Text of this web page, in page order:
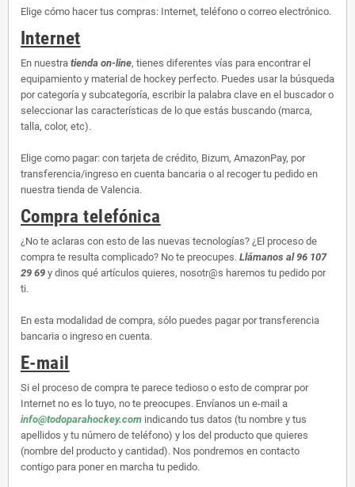
Elige cómo hacer tus compras: Internet, teléfono o correo electrónico.
Internet
En nuestra tienda on-line, tienes diferentes vías para encontrar el
equipamiento y material de hockey perfecto. Puedes usar la búsqueda
por categoría y subcategoría, escribir la palabra clave en el buscador o
seleccionar las características de lo que estás buscando (marca,
talla, color, etc).
Elige como pagar: con tarjeta de crédito, Bizum, AmazonPay, por
transferencia/ingreso en cuenta bancaria o al recoger tu pedido en
nuestra tienda de Valencia.
Compra telefónica
¿No te aclaras con esto de las nuevas tecnologías? ¿El proceso de
compra te resulta complicado? No te preocupes. Llámanos al 96 107
29 69 y dinos qué artículos quieres, nosotr@s haremos tu pedido por
ti.
En esta modalidad de compra, sólo puedes pagar por transferencia
bancaria o ingreso en cuenta.
E-mail
Si el proceso de compra te parece tedioso o esto de comprar por
Internet no es lo tuyo, no te preocupes. Envíanos un e-mail a
info@todoparahockey.com indicando tus datos (tu nombre y tus
apellidos y tu número de teléfono) y los del producto que quieres
(nombre del producto y cantidad). Nos pondremos en contacto
contigo para poner en marcha tu pedido.